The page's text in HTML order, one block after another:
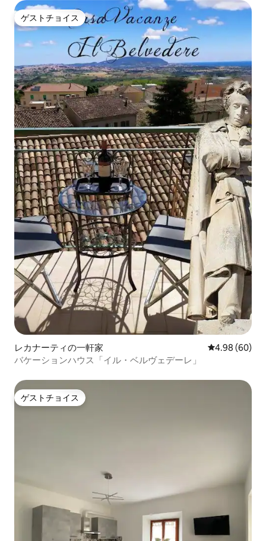
ゲストチョイス
ゲストチョイス
レカナーティの一軒家 レビュー60件
4.98 (60)
バケーションハウス「イル・ベルヴェデーレ」
ゲストチョイス
ゲストチョイス